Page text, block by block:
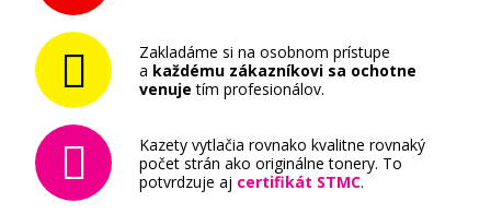
Zakladáme si na osobnom prístupe
a každému zákazníkovi sa ochotne
venuje tím profesionálov.
Kazety vytlačia rovnako kvalitne rovnaký
počet strán ako originálne tonery. To
potvrdzuje aj certifikát STMC.